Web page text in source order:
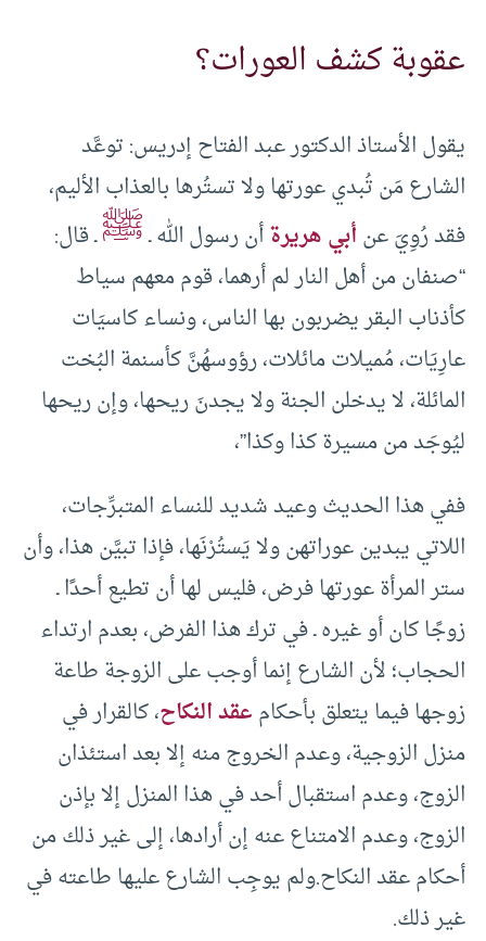
عقوبة كشف العورات؟
يقول الأستاذ الدكتور عبد الفتاح إدريس: توعَّد
الشارع مَن تُبدي عورتها ولا تستُرها بالعذاب الأليم،
فقد رُوِيَ عنأبي هريرةأن رسول الله ـﷺـ قال:
“صنفان من أهل النار لم أرهما، قوم معهم سياط
كأذناب البقر يضربون بها الناس، ونساء كاسيَات
عارِيَات، مُميلات مائلات، رؤوسهُنَّ كأسنمة البُخت
المائلة، لا يدخلن الجنة ولا يجدنَ ريحها، وإن ريحها
ليُوجَد من مسيرة كذا وكذا”،
ففي هذا الحديث وعيد شديد للنساء المتبرِّجات،
اللاتي يبدين عوراتهن ولا يَستُرْنَها، فإذا تبيَّن هذا، وأن
ستر المرأة عورتها فرض، فليس لها أن تطيع أحدًا ـ
زوجًا كان أو غيره ـ في ترك هذا الفرض، بعدم ارتداء
الحجاب؛ لأن الشارع إنما أوجب على الزوجة طاعة
زوجها فيما يتعلق بأحكامعقد النكاح، كالقرار في
منزل الزوجية، وعدم الخروج منه إلا بعد استئذان
الزوج، وعدم استقبال أحد في هذا المنزل إلا بإذن
الزوج، وعدم الامتناع عنه إن أرادها، إلى غير ذلك من
أحكام عقد النكاح.ولم يوجِب الشارع عليها طاعته في
غير ذلك.